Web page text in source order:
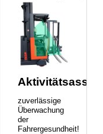
zuverlässige
Überwachung
der
Fahrergesundheit!